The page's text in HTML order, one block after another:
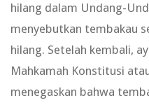
hilang dalam Undang-
menyebutkan tembakau
hilang. Setelah kembali,
Mahkamah Konstitusi
menegaskan bahwa